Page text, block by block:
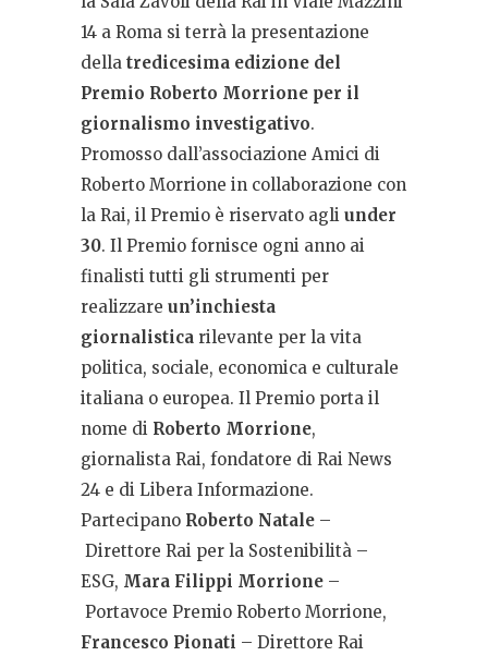
14 a Roma si terrà la presentazione
della tredicesima edizione del
Premio Roberto Morrione per il
giornalismo investigativo.
Promosso dall’associazione Amici di
Roberto Morrione in collaborazione con
la Rai, il Premio è riservato agli under
30. Il Premio fornisce ogni anno ai
finalisti tutti gli strumenti per
realizzare un’inchiesta
giornalistica rilevante per la vita
politica, sociale, economica e culturale
italiana o europea. Il Premio porta il
nome di Roberto Morrione,
giornalista Rai, fondatore di Rai News
24 e di Libera Informazione.
Partecipano Roberto Natale –
Direttore Rai per la Sostenibilità –
ESG, Mara Filippi Morrione –
Portavoce Premio Roberto Morrione,
Francesco Pionati – Direttore Rai